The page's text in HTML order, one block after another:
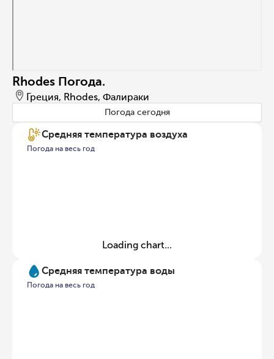
Rhodes Погода.
Греция, Rhodes, Фалираки
Погода сегодня
Средняя температура воздуха
Погода на весь год
Loading chart...
Средняя температура воды
Погода на весь год